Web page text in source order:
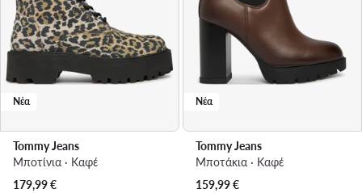
Νέα
Tommy Jeans
Μποτίνια · Καφέ
179,99€
Νέα
Tommy Jeans
Μποτάκια · Καφέ
159,99€